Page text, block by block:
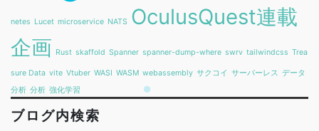
netes Lucet microservice NATS OculusQuest連載
企画 Rust skaffold Spanner spanner-dump-where swrv tailwindcss Trea
sure Data vite Vtuber WASI WASM webassembly サクコイ サーバーレス データ
分析 分析 強化学習
ブログ内検索